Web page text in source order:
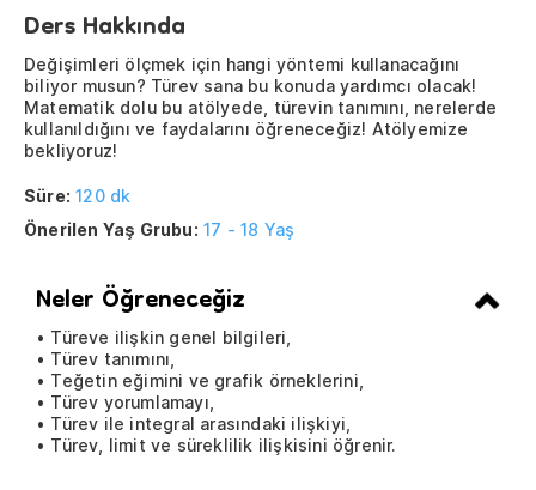
Ders Hakkında
Değişimleri ölçmek için hangi yöntemi kullanacağını
biliyor musun? Türev sana bu konuda yardımcı olacak!
Matematik dolu bu atölyede, türevin tanımını, nerelerde
kullanıldığını ve faydalarını öğreneceğiz! Atölyemize
bekliyoruz!
Süre: 120 dk
Önerilen Yaş Grubu: 17 - 18 Yaş
Neler Öğreneceğiz
• Türeve ilişkin genel bilgileri,
• Türev tanımını,
• Teğetin eğimini ve grafik örneklerini,
• Türev yorumlamayı,
• Türev ile integral arasındaki ilişkiyi,
• Türev, limit ve süreklilik ilişkisini öğrenir.